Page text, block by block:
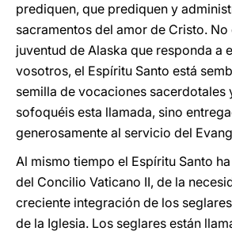
prediquen, que prediquen y
sacramentos del amor de Cristo.
juventud de Alaska que responda a
vosotros, el Espíritu Santo está
semilla de vocaciones sacerdotales
sofoquéis esta llamada, sino
generosamente al servicio del
Al mismo tiempo el Espíritu Santo
del Concilio Vaticano II, de la
creciente integración de los
de la Iglesia. Los seglares están